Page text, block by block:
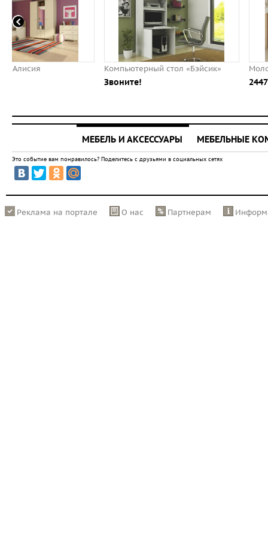
Компьютерный стол «Бэйсик» Молодежная Мика
МЕБЕЛЬ И АКСЕССУАРЫ МЕБЕЛЬНЫЕ
Это событие вам понравилось? Поделитесь с друзьями в социальных сетях
Реклама на портале О нас Партнерам